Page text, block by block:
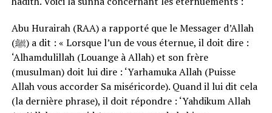
Abu Hurairah (RAA) a rapporté que le Messager d’Allah
(ﷺ) a dit : « Lorsque l’un de vous éternue, il doit dire :
‘Alhamdulillah (Louange à Allah) et son frère
(musulman) doit lui dire : ‘Yarhamuka Allah (Puisse
Allah vous accorder Sa miséricorde). Quand il lui dit cela
(la dernière phrase), il doit répondre : ‘Yahdikum Allah